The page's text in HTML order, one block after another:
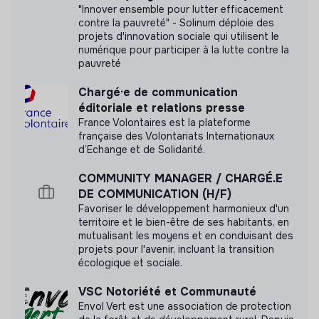
Aide à la rédaction de contenus éditoriaux (posts,
accroches, textes courts)
Contribution à la communication d’unecampagne de
crowdfunding
Participation à la mise en place d’unenewsletter
Production de contenus lors des événements :
photos et vidéos
Community management dans le cadre des
Labels et certifications
Cette structure n'a pas souhaité nous
communiquer les labels ou certifications qu'elle a
pu obtenir.
Documents
N'a pas encore communiqué de documents de
transparence
"Innover ensemble pour lutter efficacement
contre la pauvreté" - Solinum déploie des
projets d'innovation sociale qui utilisent le
numérique pour participer à la lutte contre la
pauvreté
Chargé·e de communication
éditoriale et relations presse
France Volontaires est la plateforme
française des Volontariats Internationaux
d’Echange et de Solidarité.
COMMUNITY MANAGER / CHARGÉ.E
DE COMMUNICATION (H/F)
Favoriser le développement harmonieux d'un
territoire et le bien-être de ses habitants, en
mutualisant les moyens et en conduisant des
projets pour l'avenir, incluant la transition
écologique et sociale.
VSC Notoriété et Communauté
Envol Vert est une association de protection